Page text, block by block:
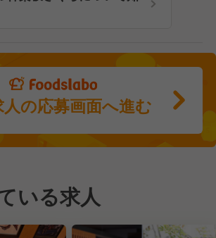
の応募画面へ進む
いる求人